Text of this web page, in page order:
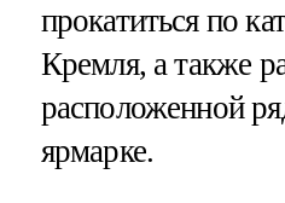
прокатиться по
Кремля, а также
расположенной
ярмарке.